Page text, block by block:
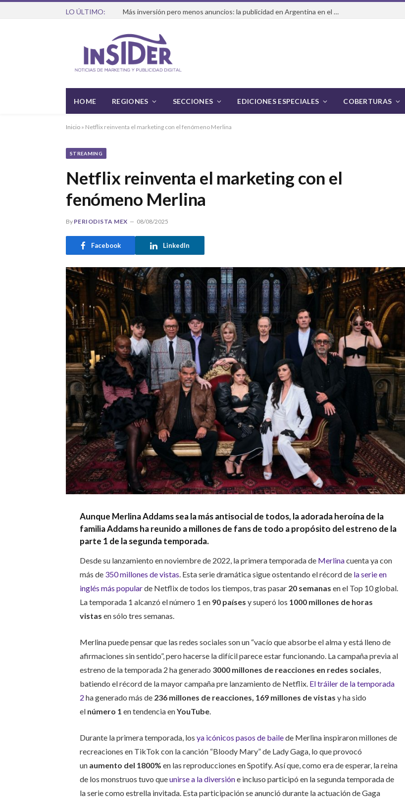
LO ÚLTIMO: Más inversión pero menos anuncios: la publicidad en Argentina en el primer semestre de 2026
HOME REGIONES SECCIONES EDICIONES ESPECIALES COBERTURAS
Inicio » Netflix reinventa el marketing con el fenómeno Merlina
STREAMING
Netflix reinventa el marketing con el
fenómeno Merlina
By PERIODISTA MEX 08/08/2025
Facebook LinkedIn
Aunque Merlina Addams sea la más antisocial de todos, la adorada heroína de la
familia Addams ha reunido a millones de fans de todo a propósito del estreno de la
parte 1 de la segunda temporada.
Desde su lanzamiento en noviembre de 2022, la primera temporada de Merlinacuenta ya con
más de 350 millones de vistas. Esta serie dramática sigue ostentando el récord de la serie en
inglés más popularde Netflix de todos los tiempos, tras pasar20 semanas en el Top 10 global.
La temporada 1 alcanzó el número 1 en 90 países y superó los 1000 millones de horas
vistas en sólo tres semanas.
Merlina puede pensar que las redes sociales son un “vacío que absorbe el alma y está lleno de
afirmaciones sin sentido”, pero hacerse la difícil parece estar funcionando. La campaña previa al
estreno de la temporada 2 ha generado 3000 millones de reacciones en redes sociales,
batiendo el récord de la mayor campaña pre lanzamiento de Netflix. El tráiler de la temporada
2 ha generado más de 236 millones de reacciones, 169 millones de vistas y ha sido
el número 1 en tendencia enYouTube.
Durante la primera temporada, los ya icónicos pasos de bailede Merlina inspiraron millones de
recreaciones en TikTok con la canción “Bloody Mary” de Lady Gaga, lo que provocó
un aumento del 1800% en las reproducciones en Spotify. Así que, como era de esperar, la reina
de los monstruos tuvo queunirse a la diversióne incluso participó en la segunda temporada de
la serie como estrella invitada. Esta participación se anunció durante la actuación de Gaga